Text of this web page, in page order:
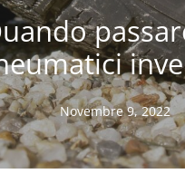
Novembre 9, 2022